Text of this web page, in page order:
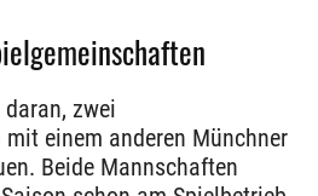
zwei
einem anderen Münchner
Beide Mannschaften